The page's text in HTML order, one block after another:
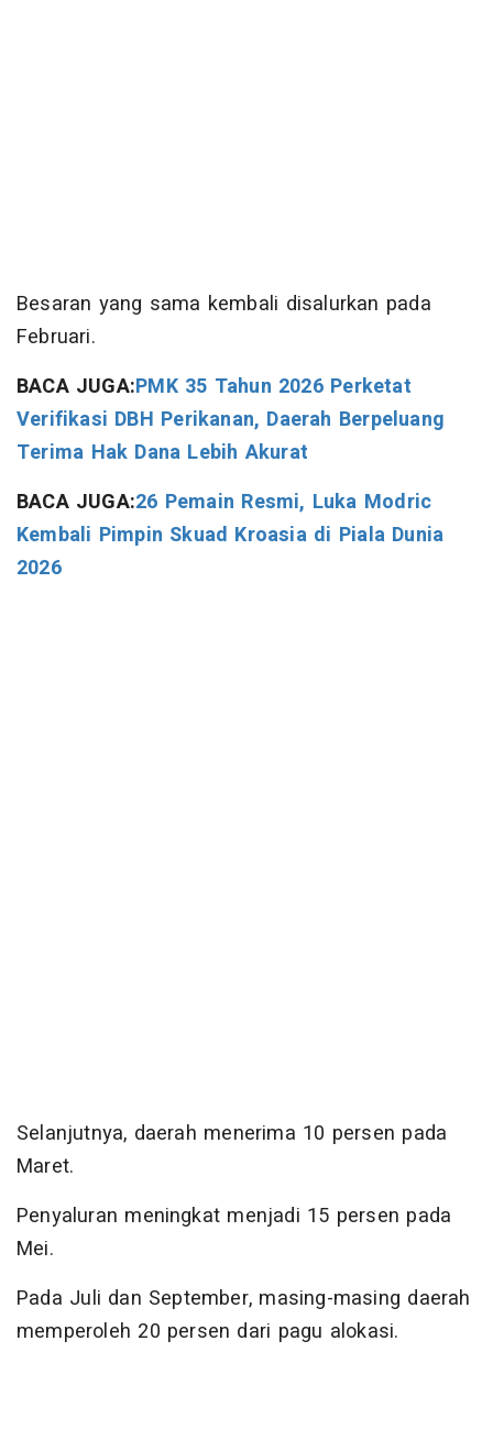
Besaran yang sama kembali disalurkan pada
Februari.
BACA JUGA:PMK 35 Tahun 2026 Perketat
Verifikasi DBH Perikanan, Daerah Berpeluang
Terima Hak Dana Lebih Akurat
BACA JUGA:26 Pemain Resmi, Luka Modric
Kembali Pimpin Skuad Kroasia di Piala Dunia
2026
Selanjutnya, daerah menerima 10 persen pada
Maret.
Penyaluran meningkat menjadi 15 persen pada
Mei.
Pada Juli dan September, masing-masing daerah
memperoleh 20 persen dari pagu alokasi.